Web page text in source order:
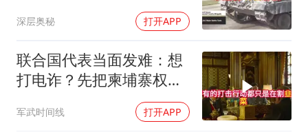
深层奥秘 打开APP
联合国代表当面发难：想
打电诈？先把柬埔寨权贵
军武时间线 打开APP